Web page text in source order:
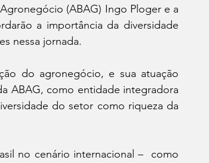
(ABAG) Ingo Ploger e a
a importância da diversidade
nessa jornada.
do agronegócio, e sua atuação
ABAG, como entidade integradora
do setor como riqueza da
no cenário internacional –  como